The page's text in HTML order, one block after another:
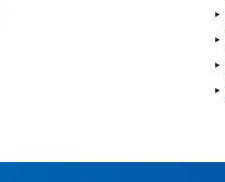
‣
‣
‣
‣